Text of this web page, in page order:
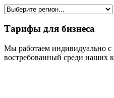
Тарифы для бизнеса
Мы работаем индивидуально
востребованный среди наших